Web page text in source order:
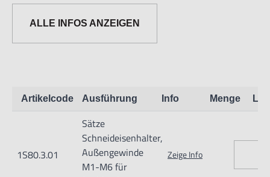
für Schneideisen DIN 223 16x5, 20x5
1 Halter Gr.2 38x14/10 M12–M14
für Schneideisen DIN 223 20x5, 20x7,25
25x9, 30x11, 38x10, 38x14
Reduzierhülsen für Schneideisen 20x7,
ALLE INFOS ANZEIGEN
Artikelcode Ausführung Info Menge
1S80.3.01
Sätze
Schneideisenhalter,
Außengewinde
M1-M6 für
Zeige Info